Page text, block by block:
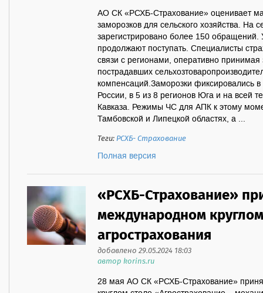
АО СК «РСХБ-Страхование» оценивает
заморозков для сельского хозяйства. На
зарегистрировано более 150
продолжают поступать. Специалисты
связи с регионами, оперативно принимая
пострадавших
компенсаций.Заморозки фиксировались
России, в 5 из 8 регионов Юга и на всей
Кавказа. Режимы ЧС для АПК к этому
Тамбовской и Липецкой областях, а ...
Теги:РСХБ- Страхование
Полная версия
«РСХБ-Страхование»
международном
агрострахования
добавлено 29.05.2024 18:03
автор korins.ru
28 мая АО СК «РСХБ-Страхование»